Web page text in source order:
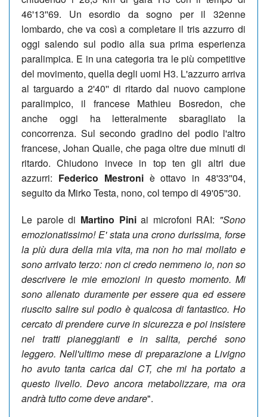
46'13''69. Un esordio da sogno per il 32enne
lombardo, che va così a completare il tris azzurro di
oggi salendo sul podio alla sua prima esperienza
paralimpica. E in una categoria tra le più competitive
del movimento, quella degli uomi H3. L'azzurro arriva
al targuardo a 2'40'' di ritardo dal nuovo campione
paralimpico, il francese Mathieu Bosredon, che
anche oggi ha letteralmente sbaragliato la
concorrenza. Sul secondo gradino del podio l'altro
francese, Johan Quaile, che paga oltre due minuti di
ritardo. Chiudono invece in top ten gli altri due
azzurri: Federico Mestroni è ottavo in 48'33''04,
seguito da Mirko Testa, nono, col tempo di 49'05''30.
Le parole di Martino Piniai microfoni RAI: "Sono
emozionatissimo! E' stata una crono durissima, forse
la più dura della mia vita, ma non ho mai mollato e
sono arrivato terzo: non ci credo nemmeno io, non so
descrivere le mie emozioni in questo momento. Mi
sono allenato duramente per essere qua ed essere
riuscito salire sul podio è qualcosa di fantastico. Ho
cercato di prendere curve in sicurezza e poi insistere
nei tratti pianeggianti e in salita, perché sono
leggero. Nell'ultimo mese di preparazione a Livigno
ho avuto tanta carica dal CT, che mi ha portato a
questo livello. Devo ancora metabolizzare, ma ora
andrà tutto come deve andare".